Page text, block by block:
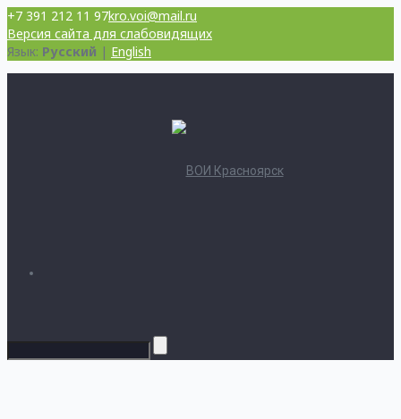
+7 391 212 11 97kro.voi@mail.ru
Версия сайта для слабовидящих
Язык: Русский | English